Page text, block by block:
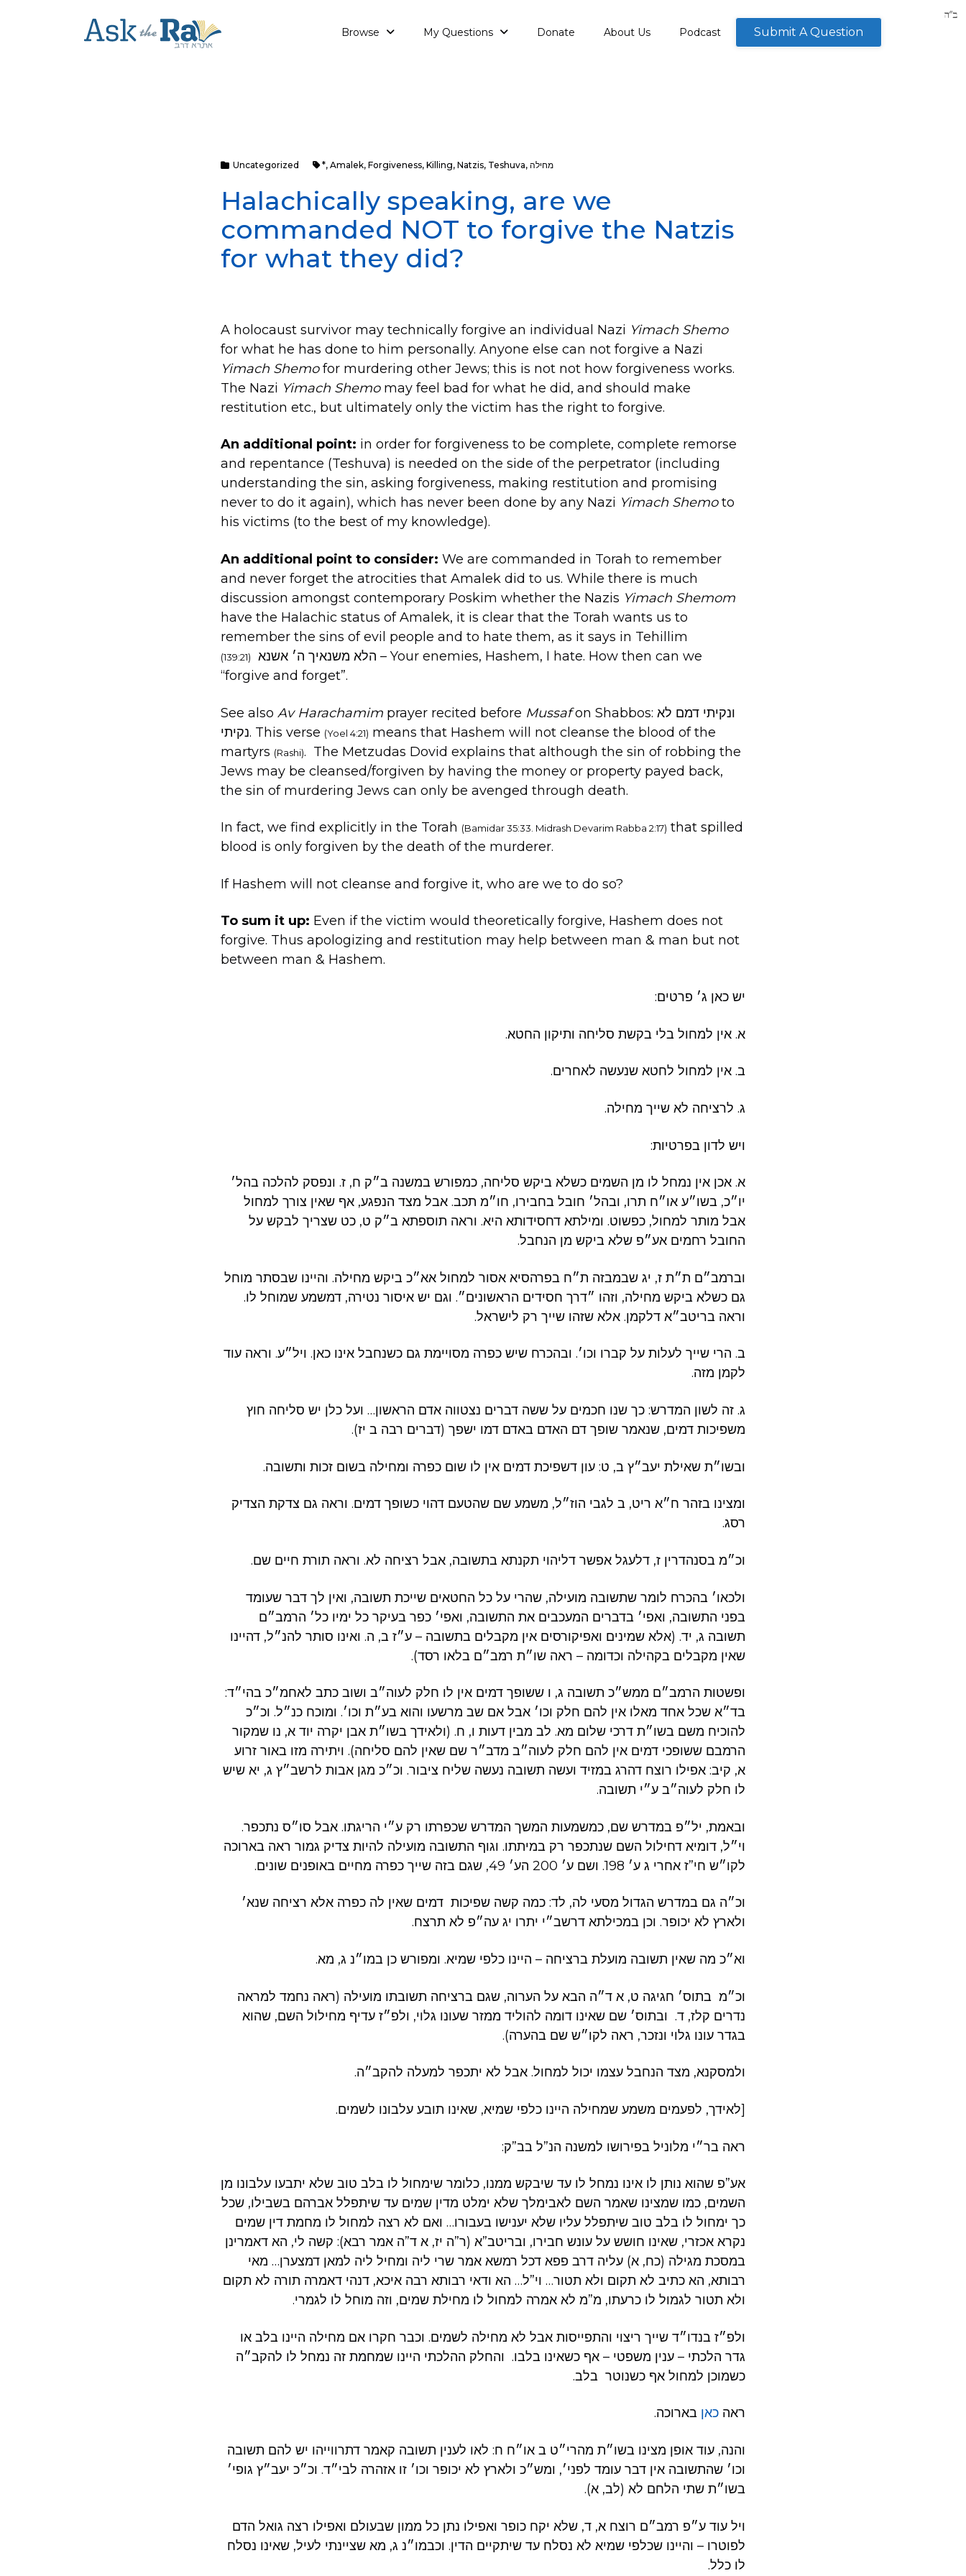
Browse My Questions Donate About Us Podcast Submit A Question
Uncategorized *, Amalek, Forgiveness, Killing, Natzis, Teshuva, מחילה
Halachically speaking, are we
commanded NOT to forgive the Natzis
for what they did?
A holocaust survivor may technically forgive an individual Nazi Yimach Shemo
for what he has done to him personally. Anyone else can not forgive a Nazi
Yimach Shemofor murdering other Jews; this is not not how forgiveness works.
The Nazi Yimach Shemomay feel bad for what he did, and should make
restitution etc., but ultimately only the victim has the right to forgive.
An additional point: in order for forgiveness to be complete, complete remorse
and repentance (Teshuva) is needed on the side of the perpetrator (including
understanding the sin, asking forgiveness, making restitution and promising
never to do it again), which has never been done by any Nazi Yimach Shemoto
his victims (to the best of my knowledge).
An additional point to consider: We are commanded in Torah to remember
and never forget the atrocities that Amalek did to us. While there is much
discussion amongst contemporary Poskim whether the Nazis Yimach Shemom
have the Halachic status of Amalek, it is clear that the Torah wants us to
remember the sins of evil people and to hate them, as it says in Tehillim
(139:21)
“forgive and forget”.
See also Av Harachamim prayer recited before Mussafon Shabbos: ונקיתי דמם לא
נקיתי. This verse (Yoel 4:21) means that Hashem will not cleanse the blood of the
martyrs (Rashi). The Metzudas Dovid explains that although the sin of robbing the
Jews may be cleansed/forgiven by having the money or property payed back,
the sin of murdering Jews can only be avenged through death.
In fact, we find explicitly in the Torah (Bamidar 35:33. Midrash Devarim Rabba 2:17) that spilled
blood is only forgiven by the death of the murderer.
If Hashem will not cleanse and forgive it, who are we to do so?
To sum it up: Even if the victim would theoretically forgive, Hashem does not
forgive. Thus apologizing and restitution may help between man & man but not
between man & Hashem.
יש כאן ג׳ פרטים:
א. אין למחול בלי בקשת סליחה ותיקון החטא.
ב. אין למחול לחטא שנעשה לאחרים.
ג. לרציחה לא שייך מחילה.
ויש לדון בפרטיות:
א. אכן אין נמחל לו מן השמים כשלא ביקש סליחה, כמפורש במשנה ב״ק ח, ז. ונפסק להלכה בהל׳
יו״כ, בשו״ע או״ח תרו, ובהל׳ חובל בחבירו, חו״מ תכב. אבל מצד הנפגע, אף שאין צורך למחול
אבל מותר למחול, כפשוט. ומילתא דחסידותא היא. וראה תוספתא ב״ק ט, כט שצריך לבקש על
החובל רחמים אע״פ שלא ביקש מן הנחבל.
וברמב״ם ת״ת ז, יג שבמבזה ת״ח בפרהסיא אסור למחול אא״כ ביקש מחילה. והיינו שבסתר מוחל
גם כשלא ביקש מחילה, וזהו ״דרך חסידים הראשונים״. וגם יש איסור נטירה, דמשמע שמוחל לו.
וראה בריטב״א דלקמן. אלא שזהו שייך רק לישראל.
ב. הרי שייך לעלות על קברו וכו׳. ובהכרח שיש כפרה מסויימת גם כשנחבל אינו כאן. ויל״ע. וראה עוד
לקמן מזה.
ג. זה לשון המדרש: כך שנו חכמים על ששה דברים נצטווה אדם הראשון… ועל כלן יש סליחה חוץ
משפיכות דמים, שנאמר שופך דם האדם באדם דמו ישפך (דברים רבה ב יז).
ובשו״ת שאילת יעב״ץ ב, ט: עון דשפיכת דמים אין לו שום כפרה ומחילה בשום זכות ותשובה.
ומצינו בזהר ח״א ריט, ב לגבי הוז״ל, משמע שם שהטעם דהוי כשופך דמים. וראה גם צדקת הצדיק
רסג.
וכ״מ בסנהדרין ז, דלעגל אפשר דליהוי תקנתא בתשובה, אבל רציחה לא. וראה תורת חיים שם.
ולכאו׳ בהכרח לומר שתשובה מועילה, שהרי על כל החטאים שייכת תשובה, ואין לך דבר שעומד
בפני התשובה, ואפי׳ בדברים המעכבים את התשובה, ואפי׳ כפר בעיקר כל ימיו כל׳ הרמב״ם
תשובה ג, יד. (אלא שמינים ואפיקורסים אין מקבלים בתשובה – ע״ז ב, ה. ואינו סותר להנ״ל, דהיינו
שאין מקבלים בקהילה וכדומה – ראה שו״ת רמב״ם בלאו רסד).
ופשטות הרמב״ם ממש״כ תשובה ג, ו ששופך דמים אין לו חלק לעוה״ב ושוב כתב לאחמ״כ בהי״ד:
בד״א שכל אחד מאלו אין להם חלק וכו׳ אבל אם שב מרשעו והוא בע״ת וכו׳. ומוכח כנ״ל. וכ״כ
להוכיח משם בשו״ת דרכי שלום מא. לב מבין דעות ו, ח. (ולאידך בשו״ת אבן יקרה יוד א, נו שמקור
הרמבם ששופכי דמים אין להם חלק לעוה״ב מדב״ר שם שאין להם סליחה). ויתירה מזו באור זרוע
א, קיב: אפילו רוצח דהרג במזיד ועשה תשובה נעשה שליח ציבור. וכ״כ מגן אבות לרשב״ץ ג, יא שיש
לו חלק לעוה״ב ע״י תשובה.
ובאמת, יל״פ במדרש שם, כמשמעות המשך המדרש שכפרתו רק ע״י הריגתו. אבל סו״ס נתכפר.
וי״ל, דומיא דחילול השם שנתכפר רק במיתתו. וגוף התשובה מועילה להיות צדיק גמור ראה בארוכה
לקו״ש חי”ז אחרי ג ע׳ 198. ושם ע׳ 200 הע׳ 49, שגם בזה שייך כפרה מחיים באופנים שונים.
וכ״ה גם במדרש הגדול מסעי לה, לד: כמה קשה שפיכות דמים שאין לה כפרה אלא רציחה שנא׳
ולארץ לא יכופר. וכן במכילתא דרשב״י יתרו יג עה״פ לא תרצח.
וא״כ מה שאין תשובה מועלת ברציחה – היינו כלפי שמיא. ומפורש כן במו״נ ג, מא.
וכ״מ בתוס׳ חגיגה ט, א ד״ה הבא על הערוה, שגם ברציחה תשובתו מועילה (ראה נחמד למראה
נדרים קלז, ד. ובתוס׳ שם שאינו דומה להוליד ממזר שעונו גלוי, ולפ״ז עדיף מחילול השם, שהוא
בגדר עונו גלוי ונזכר, ראה לקו״ש שם בהערה).
ולמסקנא, מצד הנחבל עצמו יכול למחול. אבל לא יתכפר למעלה להקב״ה.
[לאידך, לפעמים משמע שמחילה היינו כלפי שמיא, שאינו תובע עלבונו לשמים.
ראה בר״י מלוניל בפירושו למשנה הנ”ל בב”ק:
אע”פ שהוא נותן לו אינו נמחל לו עד שיבקש ממנו, כלומר שימחול לו בלב טוב שלא יתבעו עלבונו מן
השמים, כמו שמצינו שאמר השם לאבימלך שלא ימלט מדין שמים עד שיתפלל אברהם בשבילו, שכל
כך ימחול לו בלב טוב שיתפלל עליו שלא יענישו בעבורו… ואם לא רצה למחול לו מחמת דין שמים
נקרא אכזרי, שאינו חושש על עונש חבירו, ובריטב”א (ר”ה יז, א ד”ה אמר רבא): קשה לי, הא דאמרינן
במסכת מגילה (כח, א) עליה דרב פפא דכל רמשא אמר שרי ליה ומחיל ליה למאן דמצערן… מאי
רבותא, הא כתיב לא תקום ולא תטור… וי”ל… הא ודאי רבותא רבה איכא, דנהי דאמרה תורה לא תקום
ולא תטור לגמול לו כרעתו, מ”מ לא אמרה למחול לו מחילת שמים, וזה מוחל לו לגמרי.
ולפ״ז בנדו״ד שייך ריצוי והתפייסות אבל לא מחילה לשמים. וכבר חקרו אם מחילה היינו בלב או
גדר הלכתי – ענין משפטי – אף כשאינו בלבו. והחלק ההלכתי היינו שמחמת זה נמחל לו להקב״ה
כשמוכן למחול אף כשנוטר בלב.
ראה כאן בארוכה.
והנה, עוד אופן מצינו בשו״ת מהרי״ט ב או״ח ח: לאו לענין תשובה קאמר דתרווייהו יש להם תשובה
וכו׳ שהתשובה אין דבר עומד לפני׳, ומש״כ ולארץ לא יכופר וכו׳ זו אזהרה לבי״ד. וכ״כ יעב״ץ גופי׳
בשו״ת שתי הלחם לא (לב, א).
ויל עוד ע״פ רמב״ם רוצח א, ד, שלא יקח כופר ואפילו נתן כל ממון שבעולם ואפילו רצה גואל הדם
לפוטרו – והיינו שכלפי שמיא לא נסלח עד שיתקיים הדין. וכבמו״נ ג, מא שציינתי לעיל, שאינו נסלח
לו כלל.